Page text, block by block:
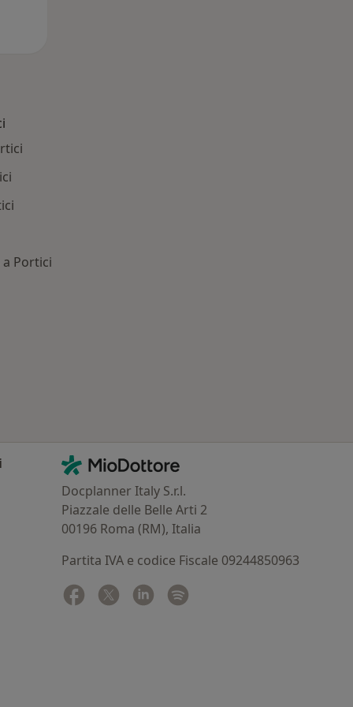
Portici
Contatti
MioDottore - Homepage
Docplanner Italy S.r.l.
Piazzale delle Belle Arti 2
00196 Roma (RM), Italia
Partita IVA e codice Fiscale 09244850963
Facebook
si apre in una nuova scheda
Twitter
si apre in una nuova scheda
Linkedin
si apre in una nuova scheda